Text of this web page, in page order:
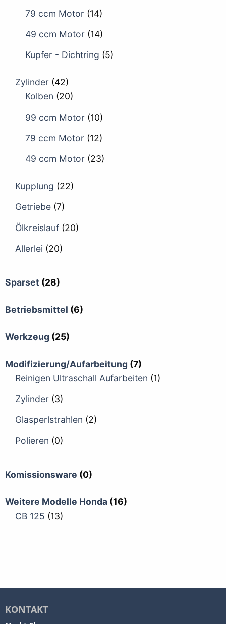
79 ccm Motor (14)
49 ccm Motor (14)
Kupfer - Dichtring (5)
Zylinder (42)
Kolben (20)
99 ccm Motor (10)
79 ccm Motor (12)
49 ccm Motor (23)
Kupplung (22)
Getriebe (7)
Ölkreislauf (20)
Allerlei (20)
Sparset (28)
Betriebsmittel (6)
Werkzeug (25)
Modifizierung/Aufarbeitung (7)
Reinigen Ultraschall Aufarbeiten (1)
Zylinder (3)
Glasperlstrahlen (2)
Polieren (0)
Komissionsware (0)
Weitere Modelle Honda (16)
CB 125 (13)
KONTAKT